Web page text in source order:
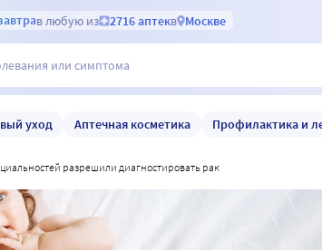
в любую из 2716 аптекв Москве
уход Аптечная косметика Профилактика и
разрешили диагностировать рак